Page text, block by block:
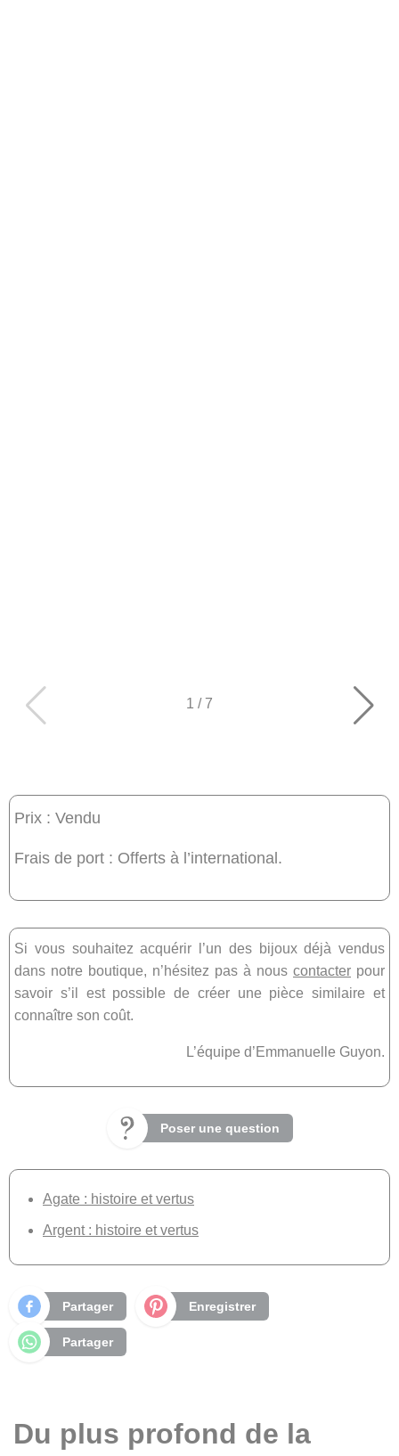
1 / 7
Prix : Vendu
Frais de port : Offerts à l’international.
Si vous souhaitez acquérir l’un des bijoux déjà vendus
dans notre boutique, n’hésitez pas à nous contacter pour
savoir s’il est possible de créer une pièce similaire et
connaître son coût.
L’équipe d’Emmanuelle Guyon.
Poser une question
Agate : histoire et vertus
Argent : histoire et vertus
Partager Enregistrer
Partager
Du plus profond de la